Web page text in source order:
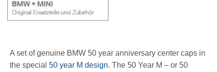
A set of genuine BMW 50 year anniversary center caps in
the special 50 year M design. The 50 Year M – or 50